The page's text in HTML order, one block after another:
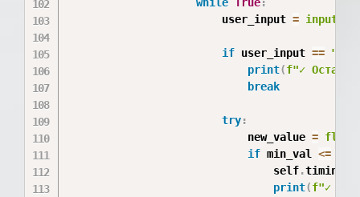
                        user_input
= input
if user_input == ""
print(f"✓
break
try:
                            new_value
= float
if min_val <=
                                self
.timings
print(f"✓